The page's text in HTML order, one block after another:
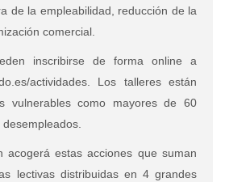
de la empleabilidad, reducción de la
comercial.
inscribirse de forma online a
actividades. Los talleres están
vulnerables como mayores de 60
acogerá estas acciones que suman
lectivas distribuidas en 4 grandes